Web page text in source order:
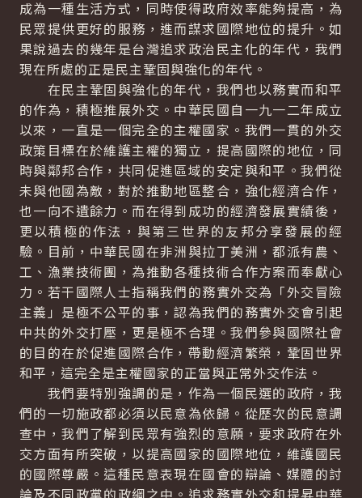
成為一種生活方式，同時使得政府效率能夠提高，為
民眾提供更好的服務，進而謀求國際地位的提升。如
果說過去的幾年是台灣追求政治民主化的年代，我們
現在所處的正是民主鞏固與強化的年代。
在民主鞏固與強化的年代，我們也以務實而和平
的作為，積極推展外交。中華民國自一九一二年成立
以來，一直是一個完全的主權國家。我們一貫的外交
政策目標在於維護主權的獨立，提高國際的地位，同
時與鄰邦合作，共同促進區域的安定與和平。我們從
未與他國為敵，對於推動地區整合，強化經濟合作，
也一向不遺餘力。而在得到成功的經濟發展實績後，
更以積極的作法，與第三世界的友邦分享發展的經
驗。目前，中華民國在非洲與拉丁美洲，都派有農、
工、漁業技術團，為推動各種技術合作方案而奉獻心
力。若干國際人士指稱我們的務實外交為「外交冒險
主義」是極不公平的事，認為我們的務實外交會引起
中共的外交打壓，更是極不合理。我們參與國際社會
的目的在於促進國際合作，帶動經濟繁榮，鞏固世界
和平，這完全是主權國家的正當與正常外交作法。
我們要特別強調的是，作為一個民選的政府，我
們的一切施政都必須以民意為依歸。從歷次的民意調
查中，我們了解到民眾有強烈的意願，要求政府在外
交方面有所突破，以提高國家的國際地位，維護國民
的國際尊嚴。這種民意表現在國會的辯論、媒體的討
論及不同政黨的政綱之中。追求務實外交和提昇中華